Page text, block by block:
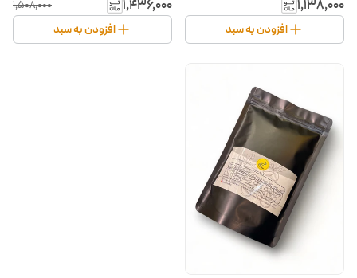
۱٬۱۳۸٬۰۰۰
افزودن به سبد
۱٬۴۳۶٬۰۰۰ ۱٬۵۰۸٬۰۰۰
افزودن به سبد